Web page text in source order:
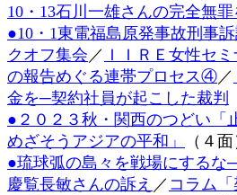
10・13石川一雄さんの完全無罪
●10・1東電福島原発事故刑事
クオフ集会 ／ ＩＩＲＥ女性セ
の報告めぐる連帯プロセス④ ／
金を─契約社員が起こした裁判
●２０２３秋・関西のつどい
めざそうアジアの平和」
（４面
●琉球弧の島々を戦場にするな
慶覧長敏さんの訴え ／ コラム「